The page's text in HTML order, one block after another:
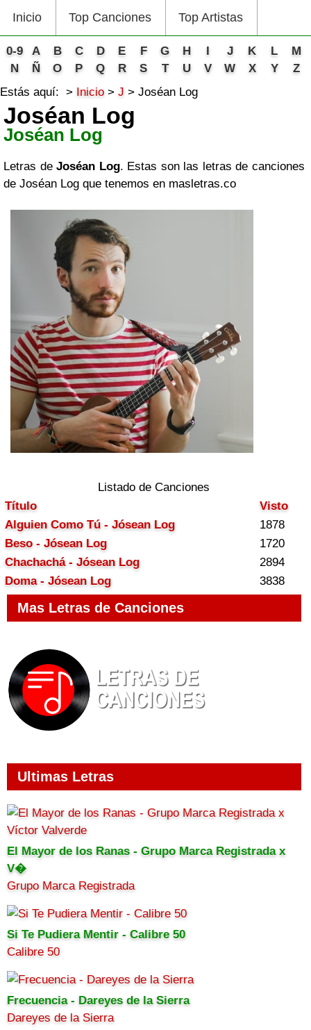
Inicio Top Canciones Top Artistas
0-9 A B C D E F G H I J K L
M
N
Ñ O P Q R S T U V W X Y
Z
Estás aquí:
Inicio J Joséan Log
Joséan Log
Joséan Log
Letras deJoséan Log. Estas son las letras de canciones
de Joséan Log que tenemos en masletras.co
Listado de Canciones
Título
Visto
Alguien Como Tú - Jósean Log
1878
Beso - Jósean Log
1720
Chachachá - Jósean Log
2894
Doma - Jósean Log
3838
Mas Letras de Canciones
Ultimas Letras
El Mayor de los Ranas - Grupo Marca Registrada x
V�
Grupo Marca Registrada
Si Te Pudiera Mentir - Calibre 50
Calibre 50
Frecuencia - Dareyes de la Sierra
Dareyes de la Sierra